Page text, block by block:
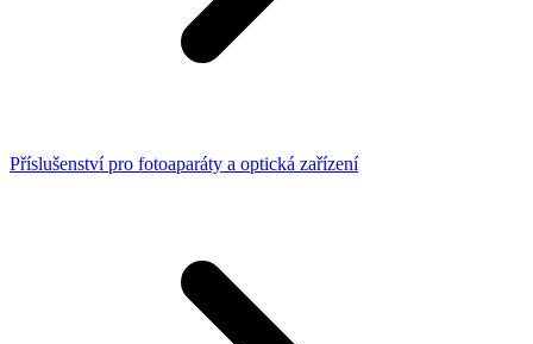
Příslušenství pro fotoaparáty a optická zařízení